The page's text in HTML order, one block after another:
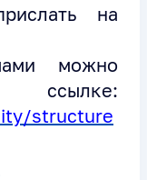
на
можно
ссылке:
structure